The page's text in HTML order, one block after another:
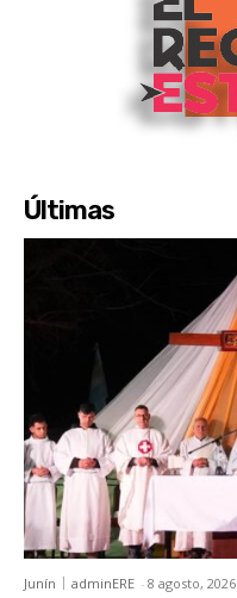
Últimas
Junín adminERE - 8 agosto, 2026